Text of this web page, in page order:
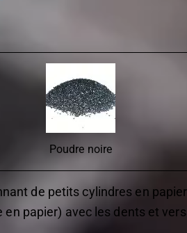
Poudre noire
de petits cylindres en
papier) avec les dents et